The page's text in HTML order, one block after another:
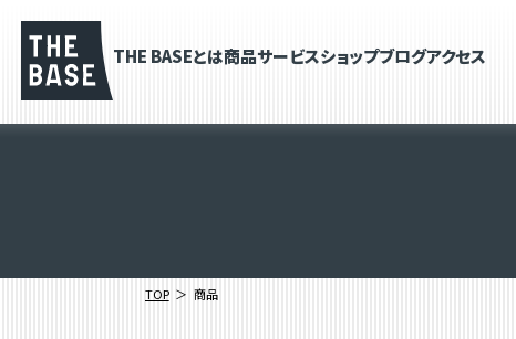
THE BASEとは商品サービスショップブログアクセス
TOP 商品